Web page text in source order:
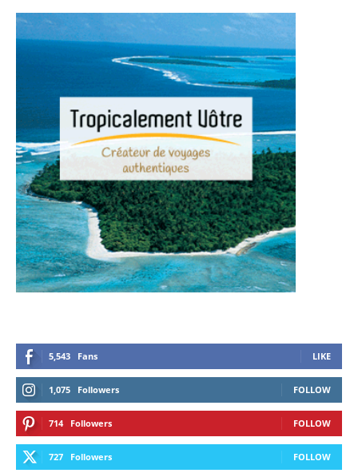
5,543 Fans LIKE
1,075 Followers FOLLOW
714 Followers FOLLOW
727 Followers FOLLOW